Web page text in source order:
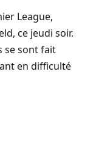
League,
ce jeudi soir.
se sont fait
en difficulté